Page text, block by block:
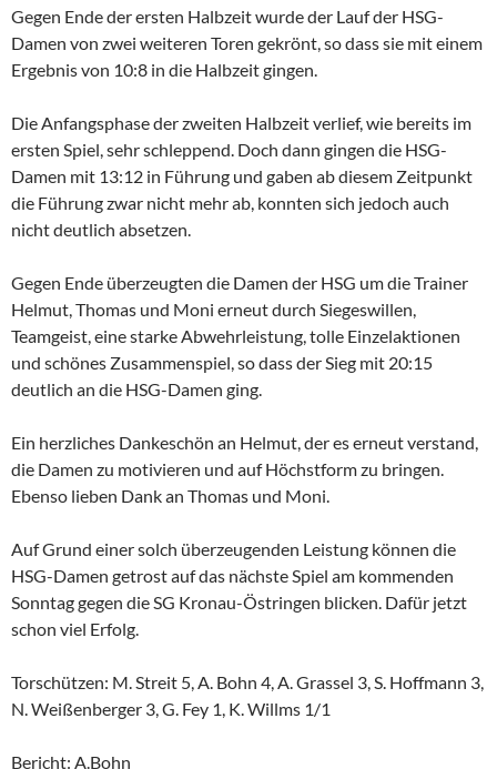
Gegen Ende der ersten Halbzeit wurde der Lauf der HSG-
Damen von zwei weiteren Toren gekrönt, so dass sie mit einem
Ergebnis von 10:8 in die Halbzeit gingen.
Die Anfangsphase der zweiten Halbzeit verlief, wie bereits im
ersten Spiel, sehr schleppend. Doch dann gingen die HSG-
Damen mit 13:12 in Führung und gaben ab diesem Zeitpunkt
die Führung zwar nicht mehr ab, konnten sich jedoch auch
nicht deutlich absetzen.
Gegen Ende überzeugten die Damen der HSG um die Trainer
Helmut, Thomas und Moni erneut durch Siegeswillen,
Teamgeist, eine starke Abwehrleistung, tolle Einzelaktionen
und schönes Zusammenspiel, so dass der Sieg mit 20:15
deutlich an die HSG-Damen ging.
Ein herzliches Dankeschön an Helmut, der es erneut verstand,
die Damen zu motivieren und auf Höchstform zu bringen.
Ebenso lieben Dank an Thomas und Moni.
Auf Grund einer solch überzeugenden Leistung können die
HSG-Damen getrost auf das nächste Spiel am kommenden
Sonntag gegen die SG Kronau-Östringen blicken. Dafür jetzt
schon viel Erfolg.
Torschützen: M. Streit 5, A. Bohn 4, A. Grassel 3, S. Hoffmann 3,
N. Weißenberger 3, G. Fey 1, K. Willms 1/1
Bericht: A.Bohn